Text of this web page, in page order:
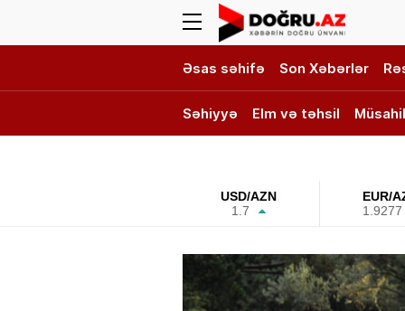
Əsas səhifə Son Xəbərlər
Səhiyyə Elm və təhsil
USD/AZN
1.7
EUR/
1.9277